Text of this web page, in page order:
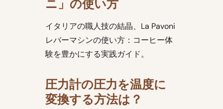
ニ」の使い方
イタリアの職人技の結晶、La Pavoni
レバーマシンの使い方：コーヒー体
験を豊かにする実践ガイド。
圧力計の圧力を温度に
変換する方法は？